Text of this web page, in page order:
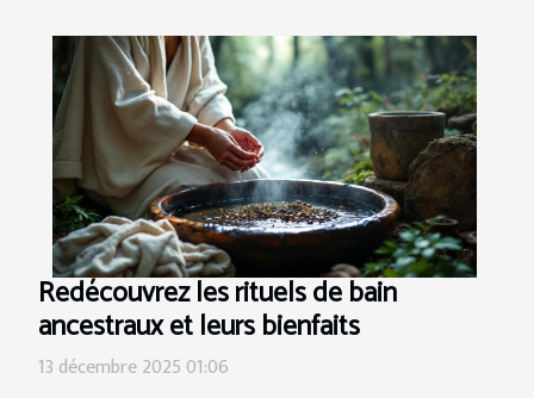
Redécouvrez les rituels de bain
ancestraux et leurs bienfaits
13 décembre 2025 01:06